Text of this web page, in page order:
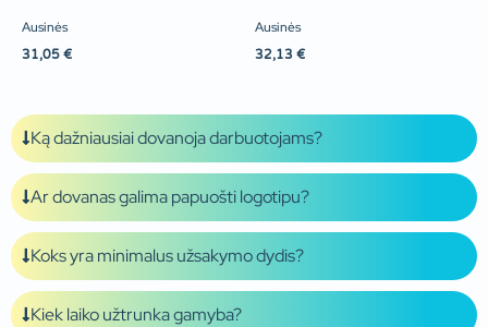
Ausinės
31,05 €
Ausinės
32,13 €
Ką dažniausiai dovanoja darbuotojams?
Ar dovanas galima papuošti logotipu?
Koks yra minimalus užsakymo dydis?
Kiek laiko užtrunka gamyba?